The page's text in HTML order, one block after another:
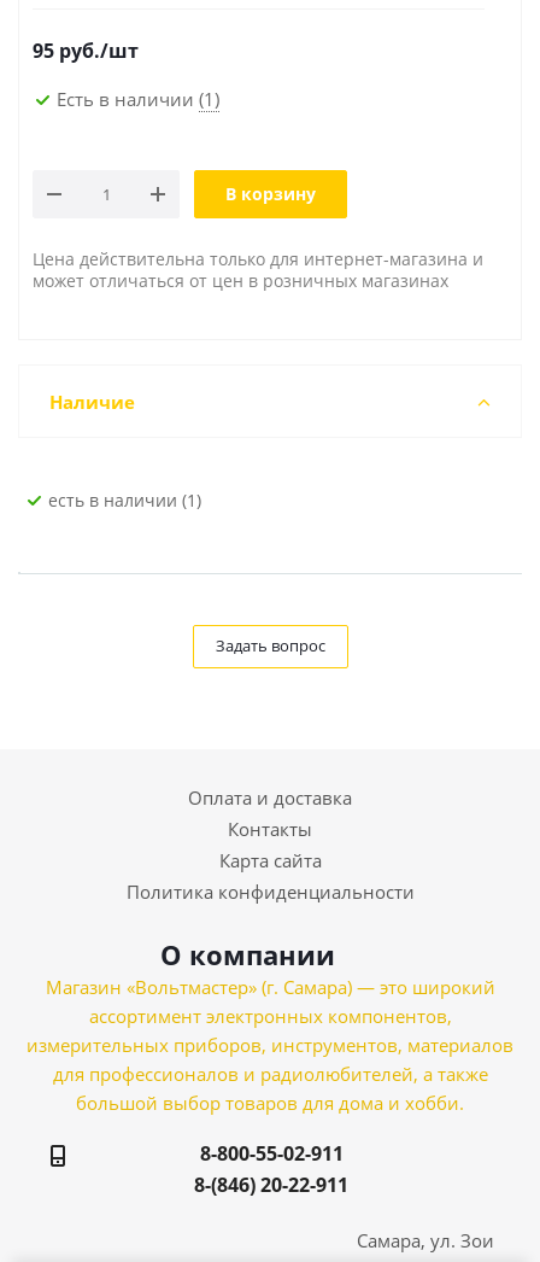
95 руб./шт
Есть в наличии (1)
В корзину
Цена действительна только для интернет-магазина и
может отличаться от цен в розничных магазинах
Наличие
Есть в наличии (1)
Задать вопрос
Оплата и доставка
Контакты
Карта сайта
Политика конфиденциальности
О компании
Магазин «Вольтмастер» (г. Самара) — это широкий
ассортимент электронных компонентов,
измерительных приборов, инструментов, материалов
для профессионалов и радиолюбителей, а также
большой выбор товаров для дома и хобби.
8-800-55-02-911
8-(846) 20-22-911
Самара, ул. Зои